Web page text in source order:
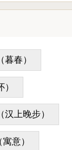
暮春）
汉上晚步）
意）